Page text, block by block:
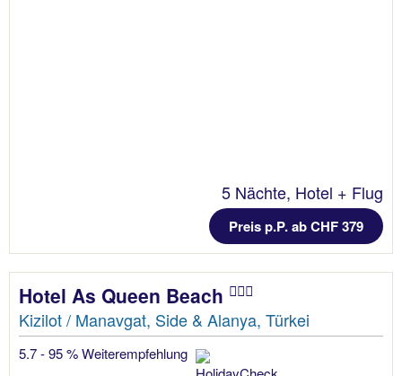
5 Nächte, Hotel + Flug
Preis p.P. ab CHF 379
Hotel As Queen Beach
Kizilot / Manavgat, Side & Alanya, Türkei
5.7 - 95 % Weiterempfehlung